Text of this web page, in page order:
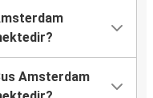
Amsterdam